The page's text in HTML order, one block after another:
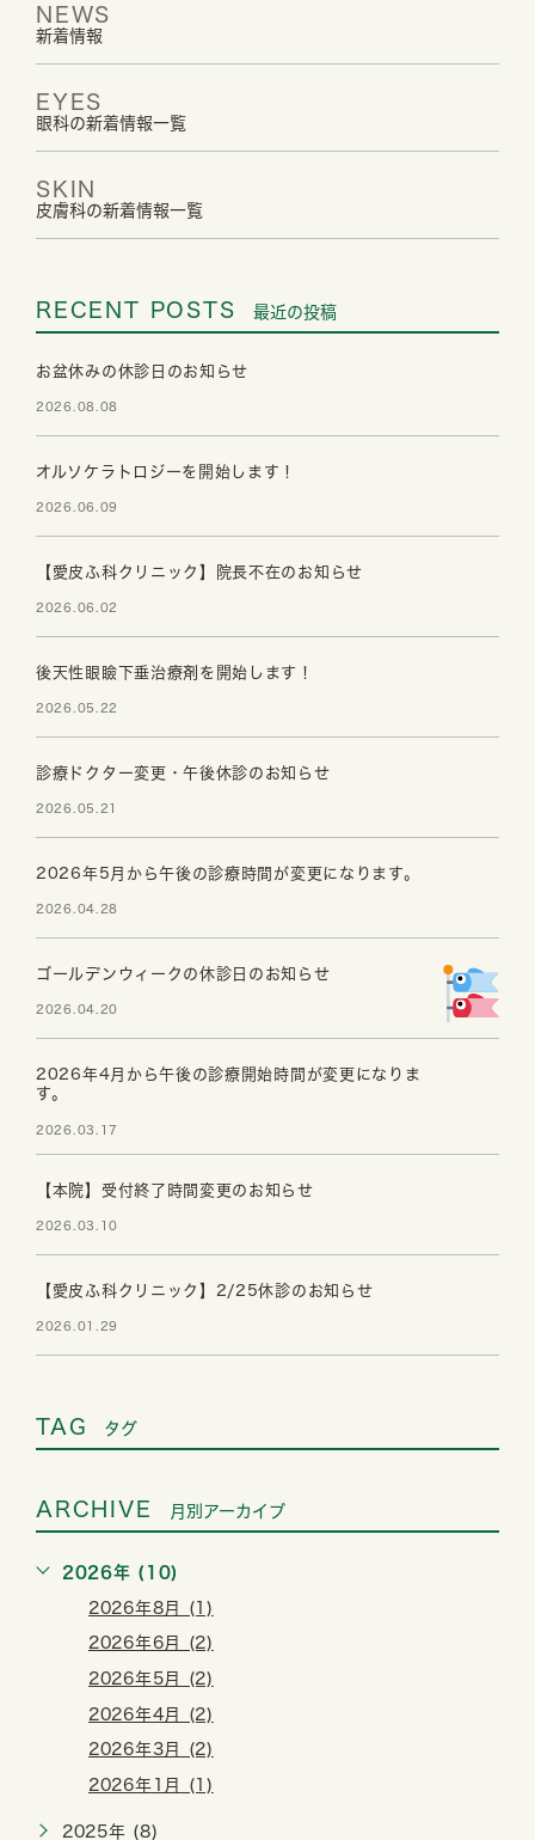
NEWS
新着情報
EYES
眼科の新着情報一覧
SKIN
皮膚科の新着情報一覧
RECENT POSTS 最近の投稿
お盆休みの休診日のお知らせ
2026.08.08
オルソケラトロジーを開始します！
2026.06.09
【愛皮ふ科クリニック】院長不在のお知らせ
2026.06.02
後天性眼瞼下垂治療剤を開始します！
2026.05.22
診療ドクター変更・午後休診のお知らせ
2026.05.21
2026年5月から午後の診療時間が変更になります。
2026.04.28
ゴールデンウィークの休診日のお知らせ
2026.04.20
2026年4月から午後の診療開始時間が変更になりま
す。
2026.03.17
【本院】受付終了時間変更のお知らせ
2026.03.10
【愛皮ふ科クリニック】2/25休診のお知らせ
2026.01.29
TAG タグ
ARCHIVE 月別アーカイブ
2026年 (10)
2026年8月 (1)
2026年6月 (2)
2026年5月 (2)
2026年4月 (2)
2026年3月 (2)
2026年1月 (1)
2025年 (8)